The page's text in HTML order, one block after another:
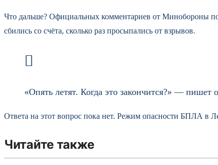
Что дальше? Официальных комментариев от Минобороны
сбились со счёта, сколько раз просыпались от взрывов.
«Опять летят. Когда это закончится?» — пишет
Ответа на этот вопрос пока нет. Режим опасности БПЛА в
Читайте также